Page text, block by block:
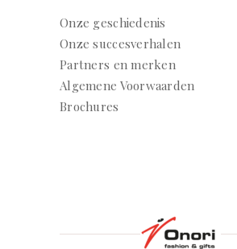
Onze geschiedenis
Onze succesverhalen
Partners en merken
Algemene Voorwaarden
Brochures